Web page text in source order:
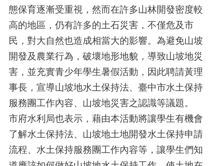
態保育逐漸受重視，然而在許多山林開發密度較
高的地區，仍有許多的土石災害，不僅危及市
民，對大自然也造成相當大的影響。為避免山坡
開發及農業行為，破壞地形地貌，導致山坡地災
害，並充實青少年學生暑假活動，因此聘請黃理
事長，宣導山坡地水土保持法、臺中市水土保持
服務團工作內容、山坡地災害之認識等議題。
市府水利局也表示，藉由本活動將讓學生有機會
了解水土保持法、山坡地土地開發水土保持申請
流程、水土保持服務團工作內容等，讓學生們知